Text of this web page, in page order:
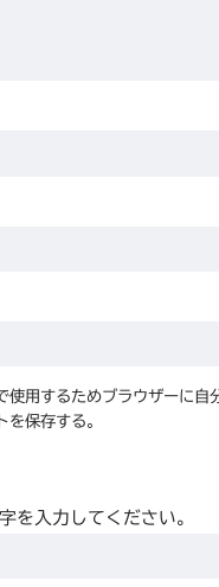
使用するためブラウザーに自
を保存する。
を入力してください。